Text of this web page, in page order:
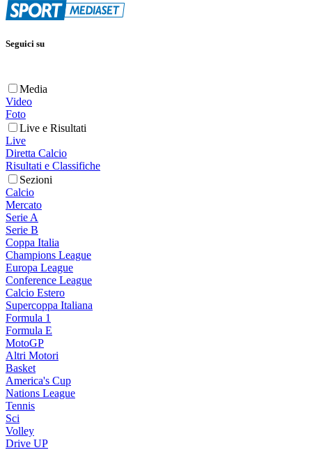
Seguici su
Media
Video
Foto
Live e Risultati
Live
Diretta Calcio
Risultati e Classifiche
Sezioni
Calcio
Mercato
Serie A
Serie B
Coppa Italia
Champions League
Europa League
Conference League
Calcio Estero
Supercoppa Italiana
Formula 1
Formula E
MotoGP
Altri Motori
Basket
America's Cup
Nations League
Tennis
Sci
Volley
Drive UP